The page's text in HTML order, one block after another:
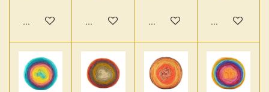
In winkelwagenIn winkelwagenIn winkelwagen
In